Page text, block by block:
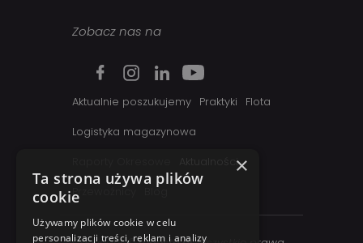
Zobacz nas na
Aktualnie poszukujemy Praktyki
Flota
Logistyka magazynowa
Aktualności
Przewoźnicy
Blog
×
Ta strona używa plików
cookie
Używamy plików cookie w celu
personalizacji treści, reklam i analizy